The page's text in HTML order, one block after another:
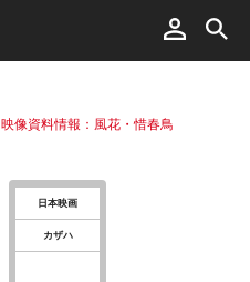
映像資料情報：風花・惜春鳥
日本映画
カザハ